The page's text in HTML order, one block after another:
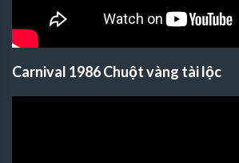
Carnival 1986 Chuột vàng tài lộc